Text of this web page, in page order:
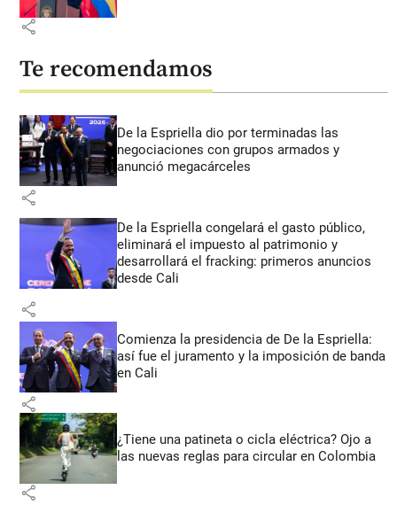
share
Te recomendamos
De la Espriella dio por terminadas las
negociaciones con grupos armados y
anunció megacárceles
share
De la Espriella congelará el gasto público,
eliminará el impuesto al patrimonio y
desarrollará el fracking: primeros anuncios
desde Cali
share
Comienza la presidencia de De la Espriella:
así fue el juramento y la imposición de banda
en Cali
share
¿Tiene una patineta o cicla eléctrica? Ojo a
las nuevas reglas para circular en Colombia
share